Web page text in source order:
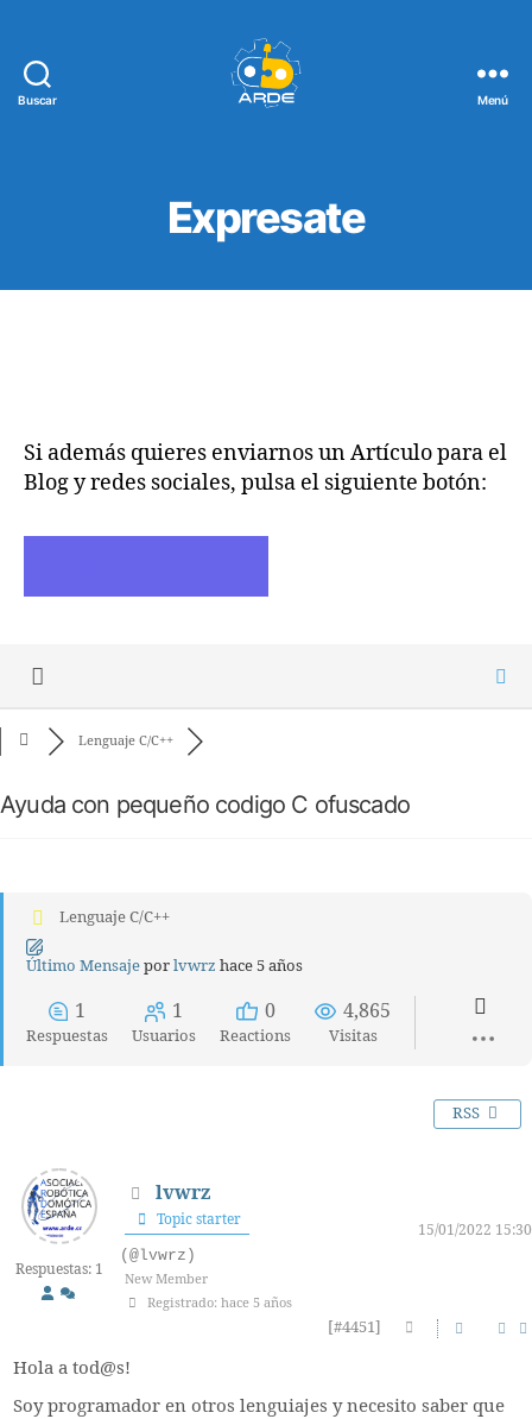
Buscar Menú
Expresate
Si además quieres enviarnos un Artículo para el
Blog y redes sociales, pulsa el siguiente botón:
Lenguaje C/C++
Ayuda con pequeño codigo C ofuscado
Lenguaje C/C++
Último Mensajeporlvwrz hace 5 años
1
Respuestas
1
Usuarios
0
Reactions
4,865
Visitas
RSS
Respuestas: 1
lvwrz
Topic starter
15/01/2022 15:30
(@lvwrz)
New Member
Registrado: hace 5 años
[#4451]
Hola a tod@s!
Soy programador en otros lenguiajes y necesito saber que